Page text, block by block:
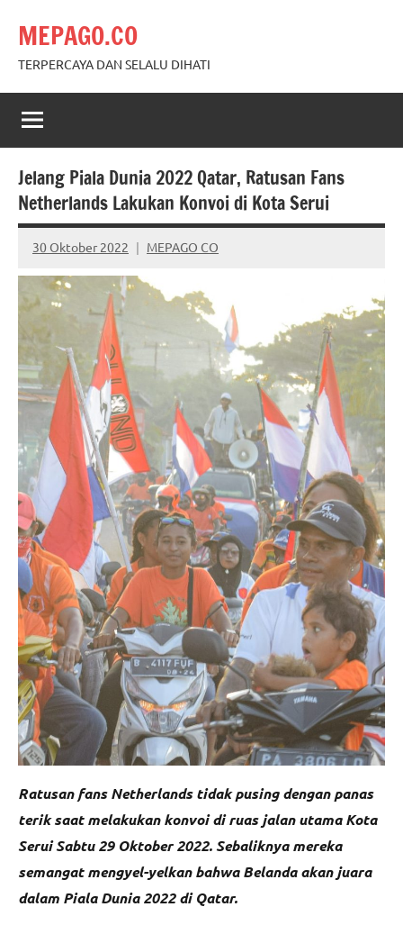
content
MEPAGO.CO
TERPERCAYA DAN SELALU DIHATI
Jelang Piala Dunia 2022 Qatar, Ratusan Fans
Netherlands Lakukan Konvoi di Kota Serui
30 Oktober 2022 MEPAGO CO
No
comments
Ratusan fans Netherlands tidak pusing dengan panas
terik saat melakukan konvoi di ruas jalan utama Kota
Serui Sabtu 29 Oktober 2022. Sebaliknya mereka
semangat mengyel-yelkan bahwa Belanda akan juara
dalam Piala Dunia 2022 di Qatar.